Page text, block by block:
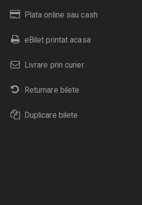
Plata online sau cash
eBilet printat acasa
Livrare prin curier
Returnare bilete
Duplicare bilete